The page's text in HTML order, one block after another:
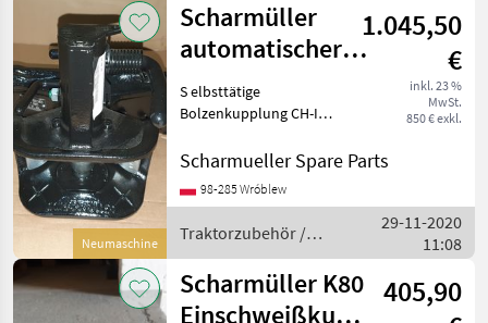
Neumaschine
Scharmüller
automatischer
Zugmaul
Gabelkopf Typ
1.045,50
€
inkl. 23 %
MwSt.
850 € exkl.
S elbsttätige
Bolzenkupplung CH-I
Type CH-I (38mm Bolt)
05.3253.321-A02 Dimension
andere Dimensione
Scharmueller Spare Parts
98-285 Wróblew
Traktorzubehör /
Scharmüller
29-11-2020
11:08
Scharmüller K80
Einschweißkugel
405,90